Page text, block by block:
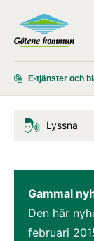
E-tjänster och
Lyssna
Gammal
Den här
februari